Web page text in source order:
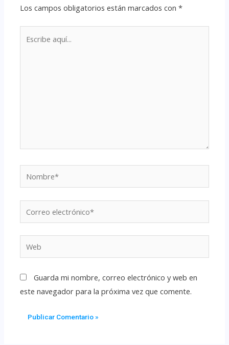
Los campos obligatorios están marcados con*
Guarda mi nombre, correo electrónico y web en
este navegador para la próxima vez que comente.